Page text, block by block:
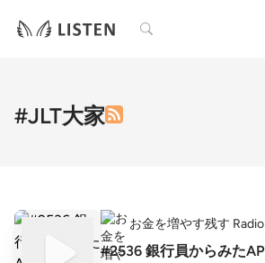
検索
#JLT大家
お金を増やす残す Radio
#2536 銀行員からみたAPローン、保証協会